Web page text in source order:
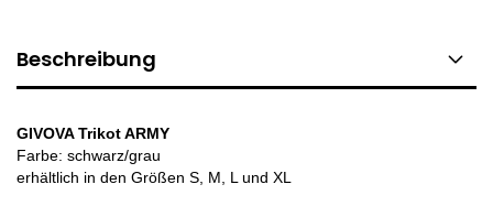
Beschreibung
GIVOVA Trikot ARMY
Farbe: schwarz/grau
erhältlich in den Größen S, M, L und XL